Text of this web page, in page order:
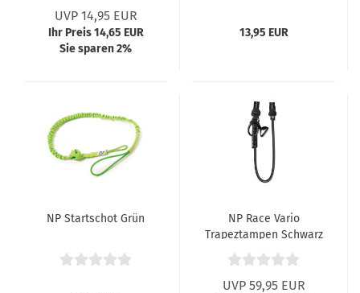
UVP 14,95 EUR
Ihr Preis 14,65 EUR
Sie sparen 2%
13,95 EUR
NP Startschot Grün
NP Race Vario
Trapeztampen Schwarz
UVP 59,95 EUR